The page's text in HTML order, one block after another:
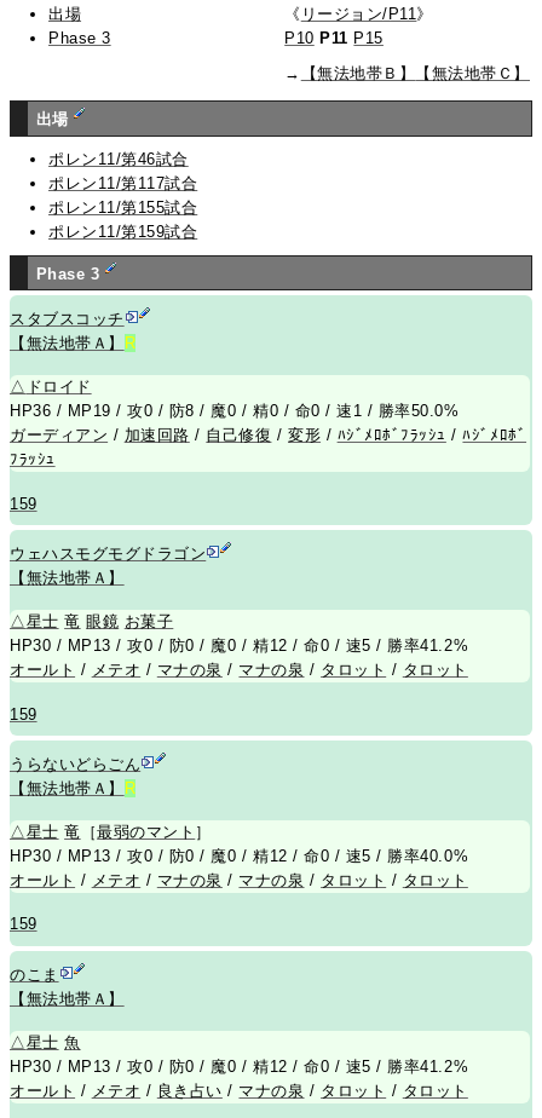
出場
Phase 3
《 リージョン/P11 》
P10 P11 P15
→
【無法地帯Ｂ】 【無法地帯Ｃ】
出場
ポレン11/第46試合
ポレン11/第117試合
ポレン11/第155試合
ポレン11/第159試合
Phase 3
スタブスコッチ
【無法地帯Ａ】
R
△ ドロイド
HP36 / MP19 / 攻0 / 防8 / 魔0 / 精0 / 命0 / 速1 / 勝率50.0%
ガーディアン / 加速回路 / 自己修復 / 変形 / ﾊｼﾞﾒﾛﾎﾞﾌﾗｯｼｭ /ﾊｼﾞﾒﾛﾎﾞ
ﾌﾗｯｼｭ
159
ウェハスモグモグドラゴン
【無法地帯Ａ】
△星士 竜 眼鏡 お菓子
HP30 / MP13 / 攻0 / 防0 / 魔0 / 精12 / 命0 / 速5 / 勝率41.2%
オールト / メテオ / マナの泉 / マナの泉 / タロット / タロット
159
うらないどらごん
【無法地帯Ａ】
R
△星士 竜 ［最弱のマント ］
HP30 / MP13 / 攻0 / 防0 / 魔0 / 精12 / 命0 / 速5 / 勝率40.0%
オールト / メテオ / マナの泉 / マナの泉 / タロット / タロット
159
のこま
【無法地帯Ａ】
△星士 魚
HP30 / MP13 / 攻0 / 防0 / 魔0 / 精12 / 命0 / 速5 / 勝率41.2%
オールト / メテオ / 良き占い / マナの泉 / タロット / タロット